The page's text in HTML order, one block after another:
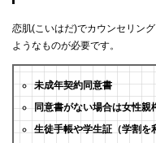
恋肌(こいはだ)でカウンセリン
ようなものが必要です。
未成年契約同意書
同意書がない場合は女性親
生徒手帳や学生証（学割を